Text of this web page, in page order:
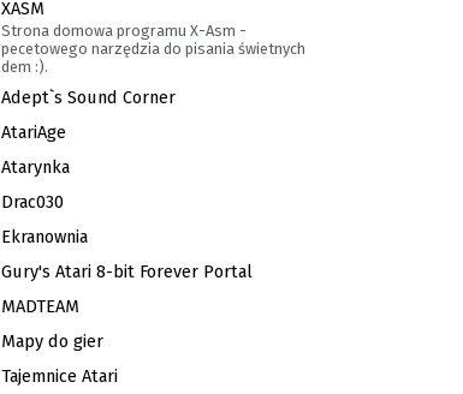
XASM
Strona domowa programu X-Asm -
pecetowego narzędzia do pisania świetnych
dem :).
Adept`s Sound Corner
AtariAge
Atarynka
Drac030
Ekranownia
Gury's Atari 8-bit Forever Portal
MADTEAM
Mapy do gier
Tajemnice Atari